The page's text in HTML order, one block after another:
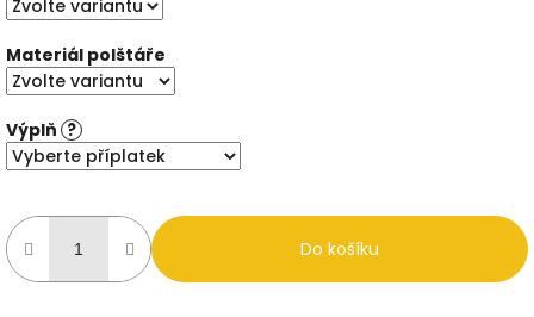
Materiál polštáře
Výplň ?
Do košíku